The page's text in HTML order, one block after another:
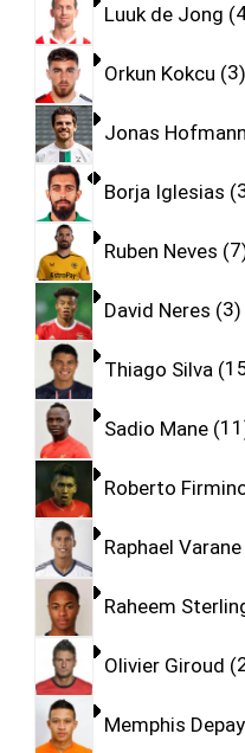
Luuk de Jong
Orkun Kokcu 3
Jonas Hofmann
Borja Iglesias
Ruben Neves 7
David Neres 3
Thiago Silva
Sadio Mane 11
Roberto
Raphael Varane
Raheem
Olivier Giroud
Memphis Depay